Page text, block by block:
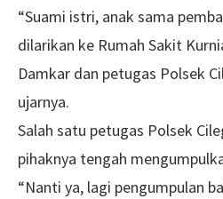
“Suami istri, anak sama
dilarikan ke Rumah Sakit
Damkar dan petugas Polsek
ujarnya.
Salah satu petugas Polsek
pihaknya tengah
“Nanti ya, lagi pengumpulan